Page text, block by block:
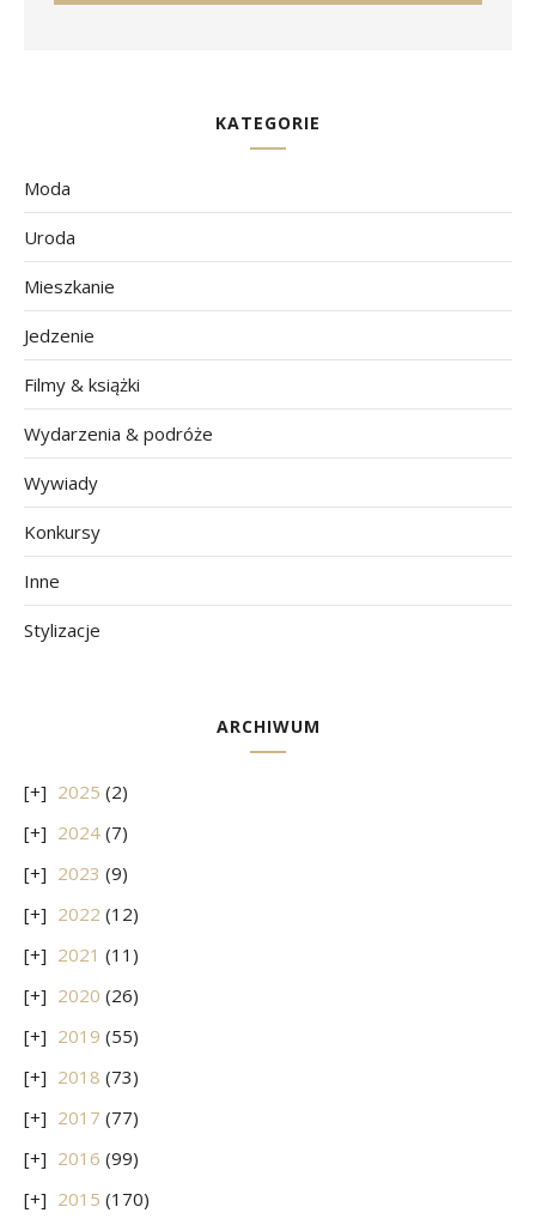
KATEGORIE
Moda
Uroda
Mieszkanie
Jedzenie
Filmy & książki
Wydarzenia & podróże
Wywiady
Konkursy
Inne
Stylizacje
ARCHIWUM
2025 (2)
2024 (7)
2023 (9)
2022 (12)
2021 (11)
2020 (26)
2019 (55)
2018 (73)
2017 (77)
2016 (99)
2015 (170)